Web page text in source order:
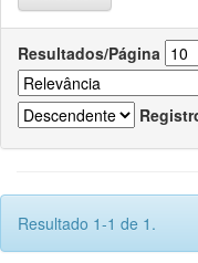
Resultados/Página
Resultado 1-1 de 1.